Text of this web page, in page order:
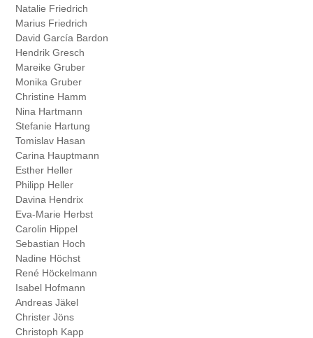
Natalie Friedrich
Marius Friedrich
David García Bardon
Hendrik Gresch
Mareike Gruber
Monika Gruber
Christine Hamm
Nina Hartmann
Stefanie Hartung
Tomislav Hasan
Carina Hauptmann
Esther Heller
Philipp Heller
Davina Hendrix
Eva-Marie Herbst
Carolin Hippel
Sebastian Hoch
Nadine Höchst
René Höckelmann
Isabel Hofmann
Andreas Jäkel
Christer Jöns
Christoph Kapp